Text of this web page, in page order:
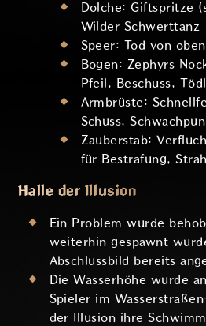
Dolche: Giftspritze
Wilder Schwerttanz
Speer: Tod von oben
Bogen: Zephyrs
Pfeil, Beschuss,
Armbrüste:
Schuss,
Zauberstab:
für Bestrafung,
Halle der Illusion
Ein Problem wurde
weiterhin gespawnt
Abschlussbild bereits
Die Wasserhöhe wurde
Spieler im
der Illusion ihre